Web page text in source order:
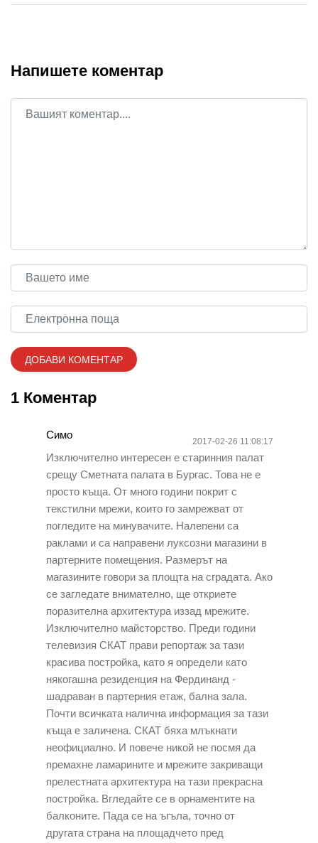
Напишете коментар
1 Коментар
Симо
2017-02-26 11:08:17
Изключително интересен е старинния палат
срещу Сметната палата в Бургас. Това не е
просто къща. От много години покрит с
текстилни мрежи, които го замрежват от
погледите на минувачите. Налепени са
раклами и са направени луксозни магазини в
партерните помещения. Размерът на
магазините говори за площта на сградата. Ако
се загледате внимателно, ще откриете
поразителна архитектура иззад мрежите.
Изключително майсторство. Преди години
телевизия СКАТ прави репортаж за тази
красива постройка, като я определи като
някогашна резиденция на Фердинанд -
шадраван в партерния етаж, бална зала.
Почти всичката налична информация за тази
къща е заличена. СКАТ бяха млъкнати
неофициално. И повече никой не посмя да
премахне ламарините и мрежите закриващи
прелестната архитектура на тази прекрасна
постройка. Вгледайте се в орнаментите на
балконите. Пада се на ъгъла, точно от
другата страна на площадчето пред